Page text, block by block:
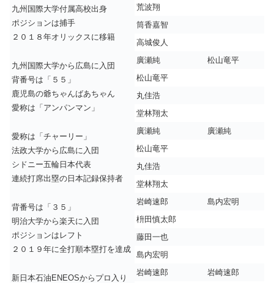
九州国際大学付属高校出身
ポジションは捕手
２０１８年オリックスに移籍
荒波翔
筒香嘉智
高城俊人
九州国際大学から広島に入団
背番号は「５５」
鹿児島の爺ちゃんばあちゃん
愛称は「アンパンマン」
廣瀬純
松山竜平
松山竜平
丸佳浩
堂林翔太
愛称は「チャーリー」
法政大学から広島に入団
シドニー五輪日本代表
連続打席出塁の日本記録保持者
廣瀬純
廣瀬純
松山竜平
丸佳浩
堂林翔太
背番号は「３５」
明治大学から楽天に入団
ポジションはレフト
２０１９年に全打順本塁打を達成
岩崎速郎
島内宏明
枡田慎太郎
藤田一也
島内宏明
新日本石油ENEOSからプロ入り
岩崎速郎
岩崎速郎